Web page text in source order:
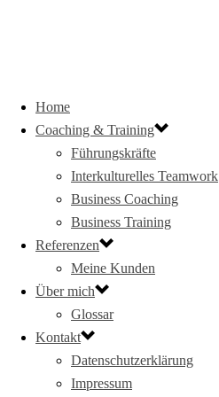
Home
Coaching & Training
Führungskräfte
Interkulturelles Teamwork
Business Coaching
Business Training
Referenzen
Meine Kunden
Über mich
Glossar
Kontakt
Datenschutzerklärung
Impressum